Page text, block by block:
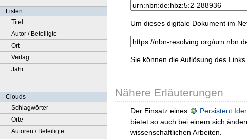
Listen
Titel
Autor / Beteiligte
Ort
Verlag
Jahr
Clouds
Schlagwörter
Orte
Autoren / Beteiligte
Um dieses digitale Dokument im
Sie können die Auflösung des
Nähere Erläuterungen
Der Einsatz eines Persistent
bietet so auch bei einem sich
wissenschaftlichen Arbeiten.